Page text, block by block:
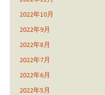
2022年10月
2022年9月
2022年8月
2022年7月
2022年6月
2022年5月